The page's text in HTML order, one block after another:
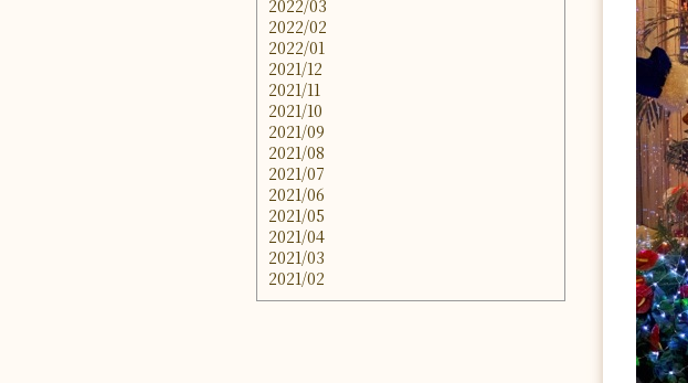
2022/03
2022/02
2022/01
2021/12
2021/11
2021/10
2021/09
2021/08
2021/07
2021/06
2021/05
2021/04
2021/03
2021/02